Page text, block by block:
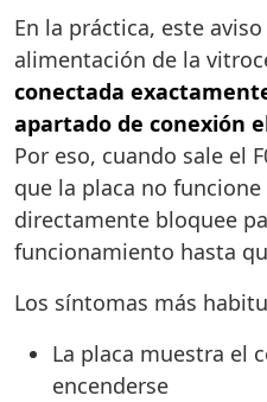
En la práctica, este
alimentación de la
conectada
apartado de conexión
Por eso, cuando sale el
que la placa no
directamente bloquee
funcionamiento hasta
Los síntomas más
La placa muestra el
encenderse